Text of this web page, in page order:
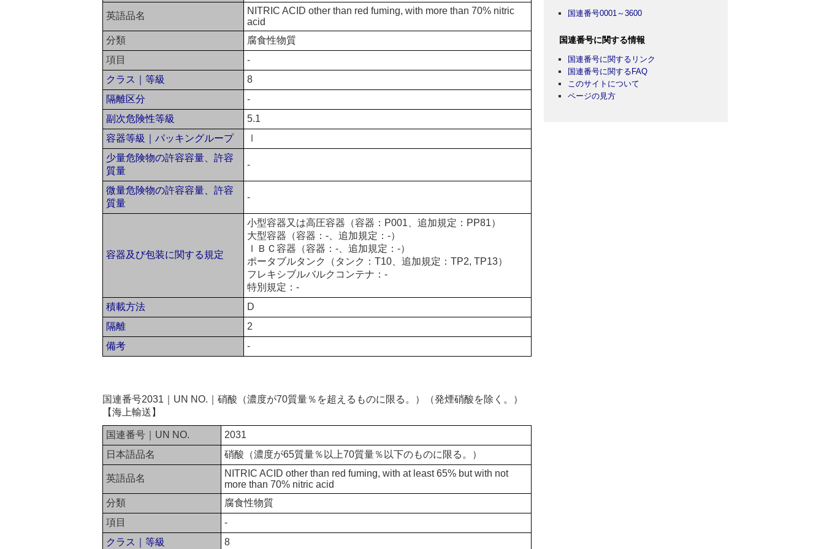
英語品名
NITRIC ACID other than red fuming, with more than 70% nitric
acid
分類
腐食性物質
項目
-
クラス｜等級
8
隔離区分
-
副次危険性等級
5.1
容器等級｜パッキングループ
Ⅰ
少量危険物の許容容量、許容
質量
-
微量危険物の許容容量、許容
質量
-
容器及び包装に関する規定
小型容器又は高圧容器（容器：P001、追加規定：PP81）
大型容器（容器：-、追加規定：-）
ＩＢＣ容器（容器：-、追加規定：-）
ポータブルタンク（タンク：T10、追加規定：TP2, TP13）
フレキシブルバルクコンテナ：-
特別規定：-
積載方法
D
隔離
2
備考
-
国連番号2031｜UN NO.｜硝酸（濃度が70質量％を超えるものに限る。）（発煙硝酸を除く。）
【海上輸送】
国連番号｜UN NO.
2031
日本語品名
硝酸（濃度が65質量％以上70質量％以下のものに限る。）
英語品名
NITRIC ACID other than red fuming, with at least 65% but with not
more than 70% nitric acid
分類
腐食性物質
項目
-
クラス｜等級
8
国連番号0001～3600
国連番号に関する情報
国連番号に関するリンク
国連番号に関するFAQ
このサイトについて
ページの見方